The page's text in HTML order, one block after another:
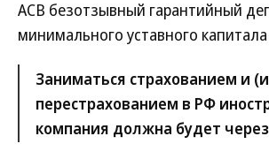
АСВ безотзывный гарантийный
минимального уставного
Заниматься страхованием и
перестрахованием в РФ
компания должна будет